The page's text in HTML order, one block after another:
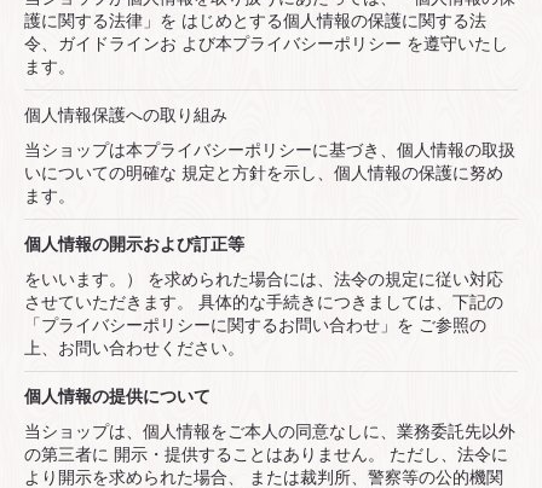
護に関する法律」を はじめとする個⼈情報の保護に関する法
令、ガイドラインお よび本プライバシーポリシー を遵守いたし
ます。
個⼈情報保護への取り組み
当ショップは本プライバシーポリシーに基づき、個⼈情報の取扱
いについての明確な 規定と⽅針を⽰し、個⼈情報の保護に努め
ます。
個⼈情報の開⽰および訂正等
をいいます。） を求められた場合には、法令の規定に従い対応
させていただきます。 具体的な⼿続きにつきましては、下記の
「プライバシーポリシーに関するお問い合わせ」を ご参照の
上、お問い合わせください。
個⼈情報の提供について
当ショップは、個⼈情報をご本⼈の同意なしに、業務委託先以外
の第三者に 開⽰・提供することはありません。 ただし、法令に
より開⽰を求められた場合、 または裁判所、警察等の公的機関